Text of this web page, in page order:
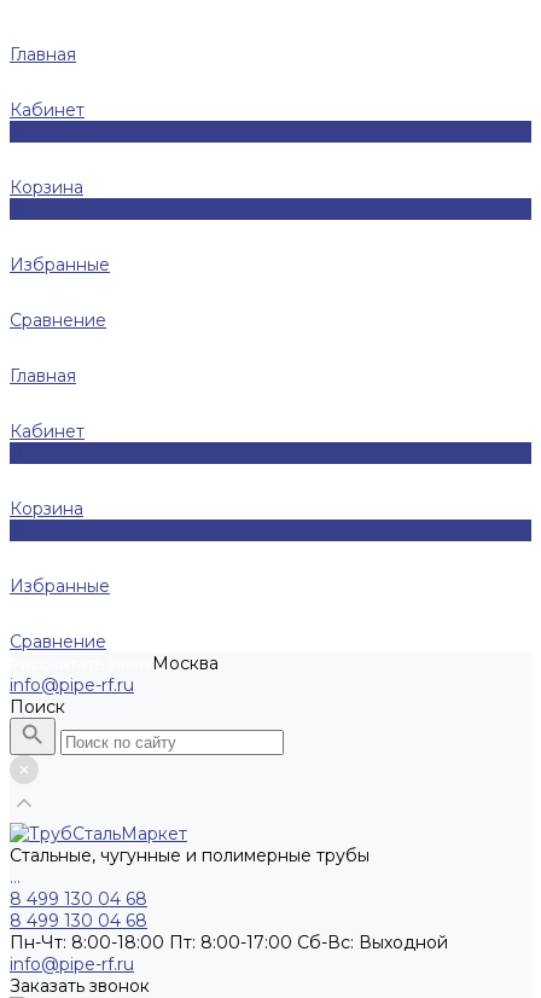
Главная
Кабинет
Корзина
Избранные
Сравнение
Главная
Кабинет
Корзина
Избранные
Сравнение
Москва
info@pipe-rf.ru
Поиск
Стальные, чугунные и полимерные трубы
...
8 499 130 04 68
8 499 130 04 68
Пн-Чт: 8:00-18:00 Пт: 8:00-17:00 Сб-Вс: Выходной
info@pipe-rf.ru
Заказать звонок